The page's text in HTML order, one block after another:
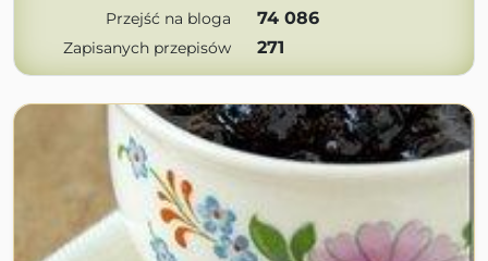
Przejść na bloga 74 086
Zapisanych przepisów 271